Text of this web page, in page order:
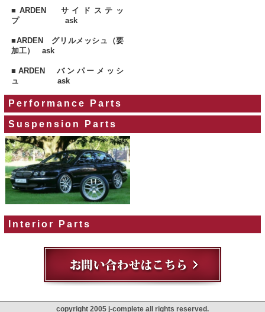
■ARDEN サイドステッ
プ ask
■ARDEN グリルメッシュ（要
加工） ask
■ARDEN バンパーメッシ
ュ ask
Performance Parts
Suspension Parts
Interior Parts
copyright 2005 j-complete all rights reserved.